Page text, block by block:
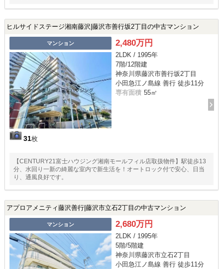
ヒルサイドステージ湘南藤沢|藤沢市善行坂2丁目の中古マンション
マンション
31枚
2,480万円
2LDK / 1995年
7階/12階建
神奈川県藤沢市善行坂2丁目
小田急江ノ島線 善行 徒歩11分
専有面積 55㎡
【CENTURY21富士ハウジング湘南モールフィル店取扱物件】駅徒歩13
分、水回り一新の綺麗な室内で新生活を！オートロック付で安心、日当
り、通風良好です。
アプロアメニティ藤沢善行|藤沢市立石2丁目の中古マンション
マンション 2,680万円
2LDK / 1995年
5階/5階建
神奈川県藤沢市立石2丁目
小田急江ノ島線 善行 徒歩11分